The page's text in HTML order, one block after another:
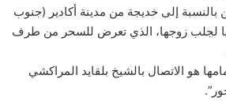
بالنسبة إلى خديجة من مدينة أكادير (جنوب
لجلب زوجها، الذي تعرض للسحر من طرف
هو الاتصال بالشيخ بلقايد المراكشي